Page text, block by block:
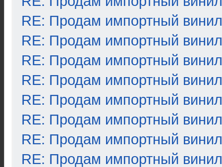
RE: Продам импортный винил
RE: Продам импортный винил
RE: Продам импортный винил
RE: Продам импортный винил
RE: Продам импортный винил
RE: Продам импортный винил
RE: Продам импортный винил
RE: Продам импортный винил